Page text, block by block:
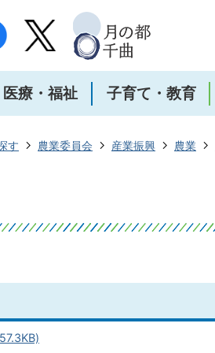
療・福祉 子育て・教育
す 農業委員会 産業振興 農業